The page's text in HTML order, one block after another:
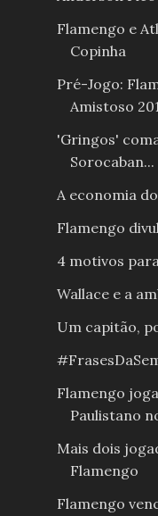
Flamengo e
Copinha
Pré-Jogo:
Amistoso
'Gringos'
Sorocaban...
A economia
Flamengo
4 motivos
Wallace e a
Um capitão,
Flamengo
Paulistano
Mais dois
Flamengo
Flamengo